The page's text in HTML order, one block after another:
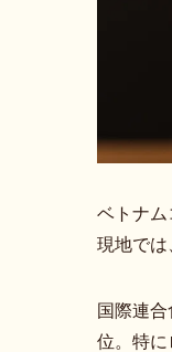
ベトナム
現地では
国際連
位。特に